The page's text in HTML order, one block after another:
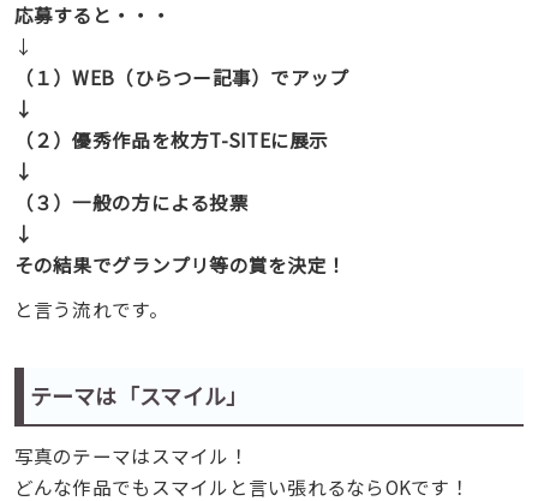
応募すると・・・
↓
（１）WEB（ひらつー記事）でアップ
↓
（２）優秀作品を枚方T-SITEに展示
↓
（３）一般の方による投票
↓
その結果でグランプリ等の賞を決定！
と言う流れです。
テーマは「スマイル」
写真のテーマはスマイル！
どんな作品でもスマイルと言い張れるならOKです！